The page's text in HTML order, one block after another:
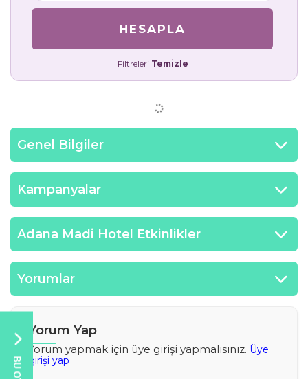
HESAPLA
Filtreleri Temizle
Genel Bilgiler
Kampanyalar
Adana Madi Hotel Etkinlikler
Yorumlar
Yorum Yap
Yorum yapmak için üye girişi yapmalısınız. Üye
girişi yap